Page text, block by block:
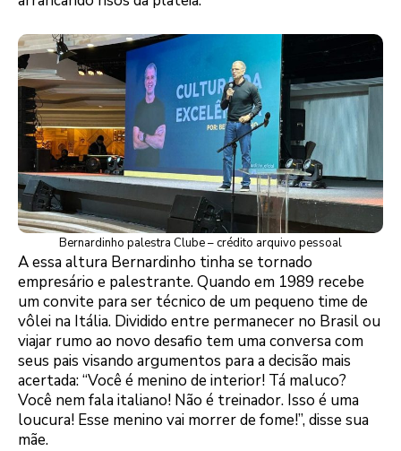
Bernardinho palestra Clube – crédito arquivo pessoal
A essa altura Bernardinho tinha se tornado
empresário e palestrante. Quando em 1989 recebe
um convite para ser técnico de um pequeno time de
vôlei na Itália. Dividido entre permanecer no Brasil ou
viajar rumo ao novo desafio tem uma conversa com
seus pais visando argumentos para a decisão mais
acertada: “Você é menino de interior! Tá maluco?
Você nem fala italiano! Não é treinador. Isso é uma
loucura! Esse menino vai morrer de fome!”, disse sua
mãe.